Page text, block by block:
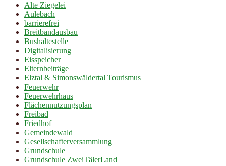
Alte Ziegelei
Aulebach
barrierefrei
Breitbandausbau
Bushaltestelle
Digitalisierung
Eisspeicher
Elternbeiträge
Elztal & Simonswäldertal Tourismus
Feuerwehr
Feuerwehrhaus
Flächennutzungsplan
Freibad
Friedhof
Gemeindewald
Gesellschafterversammlung
Grundschule
Grundschule ZweiTälerLand